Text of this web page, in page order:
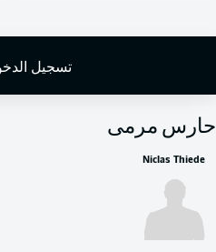
تسجيل
حارس مرمى
Niclas Thiede